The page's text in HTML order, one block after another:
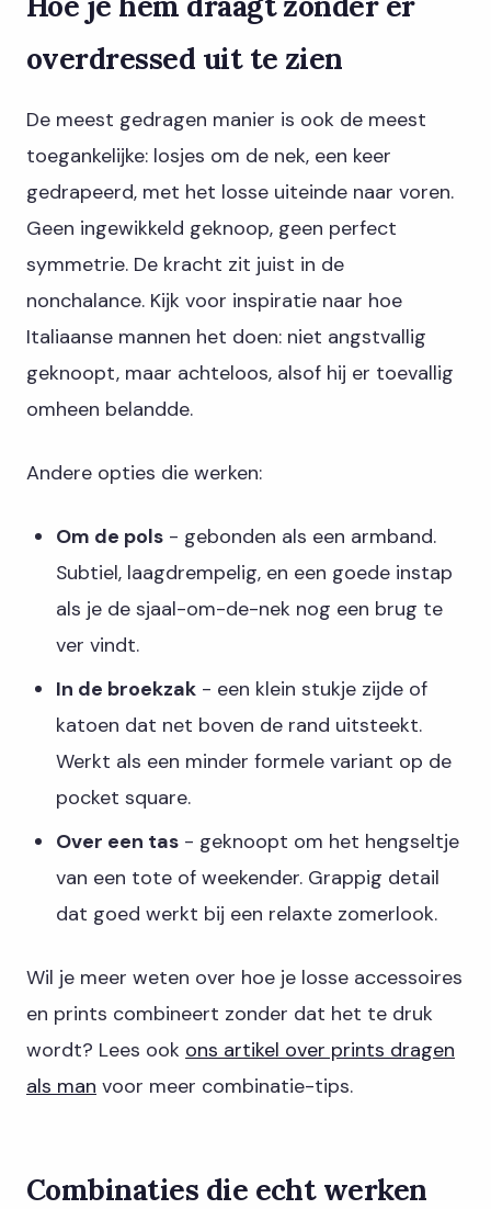
overdressed uit te zien
De meest gedragen manier is ook de meest
toegankelijke: losjes om de nek, een keer
gedrapeerd, met het losse uiteinde naar voren.
Geen ingewikkeld geknoop, geen perfect
symmetrie. De kracht zit juist in de
nonchalance. Kijk voor inspiratie naar hoe
Italiaanse mannen het doen: niet angstvallig
geknoopt, maar achteloos, alsof hij er toevallig
omheen belandde.
Andere opties die werken:
Om de pols- gebonden als een armband.
Subtiel, laagdrempelig, en een goede instap
als je de sjaal-om-de-nek nog een brug te
ver vindt.
In de broekzak- een klein stukje zijde of
katoen dat net boven de rand uitsteekt.
Werkt als een minder formele variant op de
pocket square.
Over een tas- geknoopt om het hengseltje
van een tote of weekender. Grappig detail
dat goed werkt bij een relaxte zomerlook.
Wil je meer weten over hoe je losse accessoires
en prints combineert zonder dat het te druk
wordt? Lees ook ons artikel over prints dragen
als man voor meer combinatie-tips.
Combinaties die echt werken